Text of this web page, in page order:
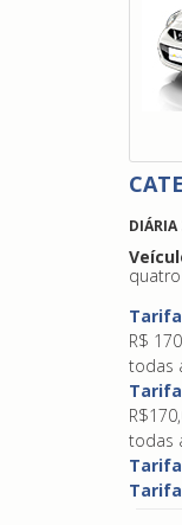
DIÁRIA
R$
todas
todas